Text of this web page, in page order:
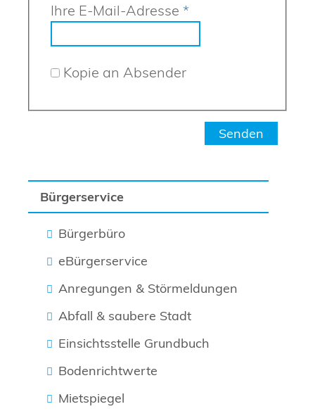
Bürgerservice
Bürgerbüro
eBürgerservice
Anregungen & Störmeldungen
Abfall & saubere Stadt
Einsichtsstelle Grundbuch
Bodenrichtwerte
Mietspiegel
Ihre E-Mail-Adresse *
Kopie an Absender